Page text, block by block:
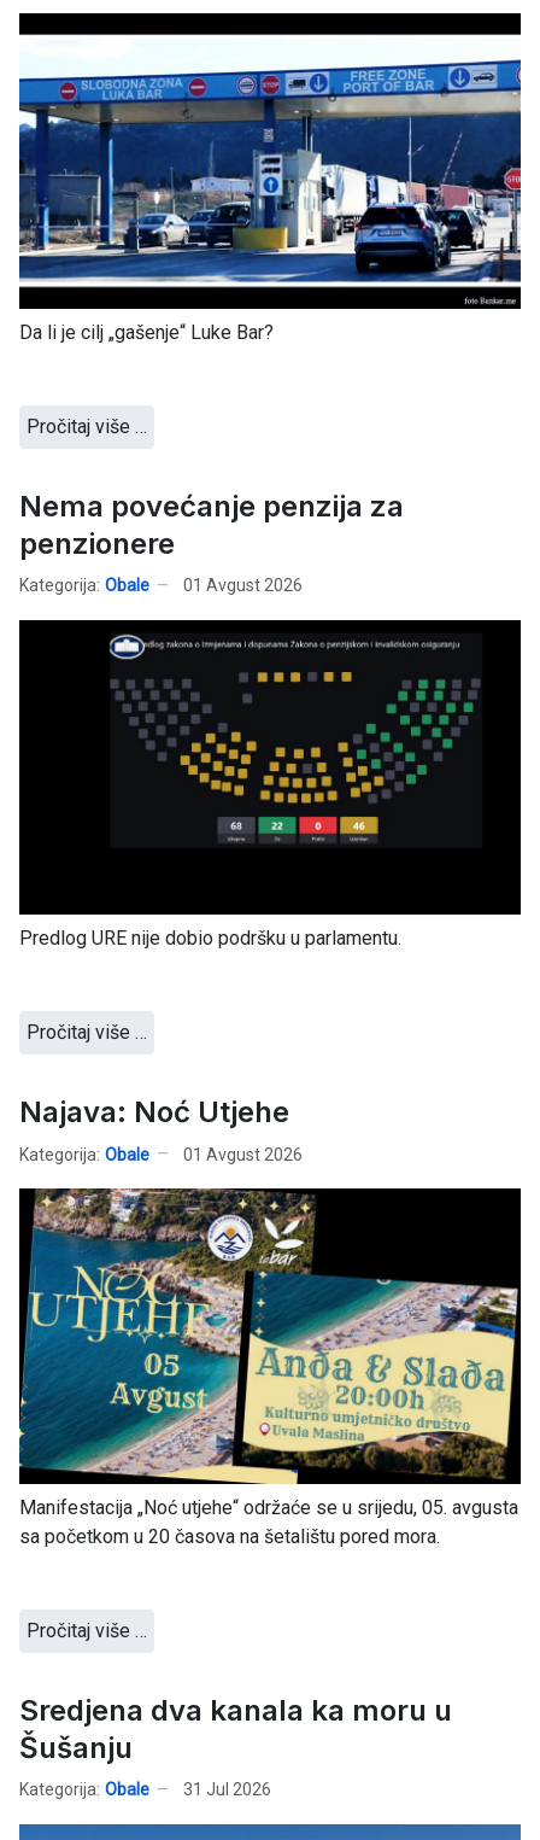
Da li je cilj „gašenje“ Luke Bar?
Pročitaj više …
Nema povećanje penzija za
penzionere
Kategorija: Obale 01 Avgust 2026
Predlog URE nije dobio podršku u parlamentu.
Pročitaj više …
Najava: Noć Utjehe
Kategorija: Obale 01 Avgust 2026
Manifestacija „Noć utjehe“ održaće se u srijedu, 05. avgusta
sa početkom u 20 časova na šetalištu pored mora.
Pročitaj više …
Sredjena dva kanala ka moru u
Šušanju
Kategorija: Obale 31 Jul 2026